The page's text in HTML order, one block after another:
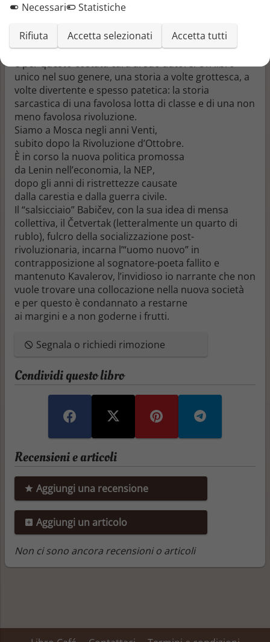
illusioni di un’epoca segnata da speranze
e tragedie, di una transizione storica,
di uomini vecchi e nuovi; un’opera d’arte che non
rientrava negli schemi fissati dall’ideologia al potere,
e per questo costata cara al suo autore. Un libro
unico nel suo genere, una storia a volte grottesca, a
volte divertente e spesso patetica: la storia
sarcastica di una favolosa lotta di classe e di una non
meno favolosa rivoluzione.
Siamo a Mosca negli anni Venti,
subito dopo la Rivoluzione d’Ottobre.
È in corso la nuova politica promossa
da Lenin nell’economia, la NEP,
dopo gli anni di ristrettezze causate
dalla carestia e dalla guerra civile.
Il “salsicciaio” Babičev, con la sua idea di mensa
collettiva, il Četvertak (letteralmente un quarto di
rublo), fulcro della socializzazione post-
rivoluzionaria, incarna l’“uomo nuovo” in
contrapposizione al sognatore-poeta fallito e
mantenuto Kavalerov, l’invidioso io narrante che non
vuole trovare una collocazione nella nuova società
e per questo è condannato a restarne
ai margini e a non goderne i frutti.
Segnala o richiedi rimozione
Condividi questo libro
Recensioni e articoli
Aggiungi una recensione
Aggiungi un articolo
Non ci sono ancora recensioni o articoli
Necessari
Statistiche
Rifiuta Accetta selezionati Accetta tutti